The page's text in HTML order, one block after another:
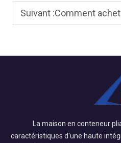
Suivant :Comment acheter une maison en
La maison en conteneur
caractéristiques d'une haute